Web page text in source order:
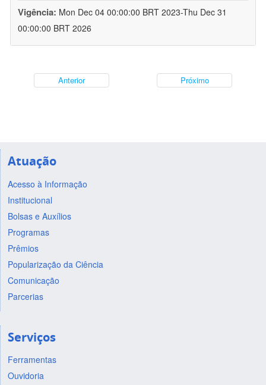
Vigência: Mon Dec 04 00:00:00 BRT 2023-Thu Dec 31
00:00:00 BRT 2026
Anterior Próximo
Atuação
Acesso à Informação
Institucional
Bolsas e Auxílios
Programas
Prêmios
Popularização da Ciência
Comunicação
Parcerias
Serviços
Ferramentas
Ouvidoria